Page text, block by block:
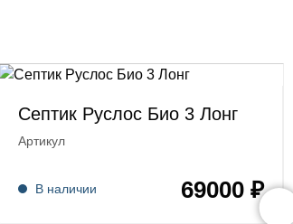
Септик Руслос Био 3 Лонг
Артикул
В наличии 69000 ₽